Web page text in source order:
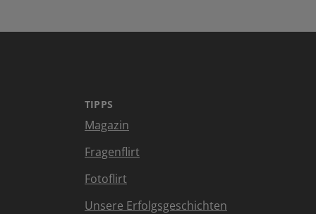
TIPPS
Magazin
Fragenflirt
Fotoflirt
Unsere Erfolgsgeschichten